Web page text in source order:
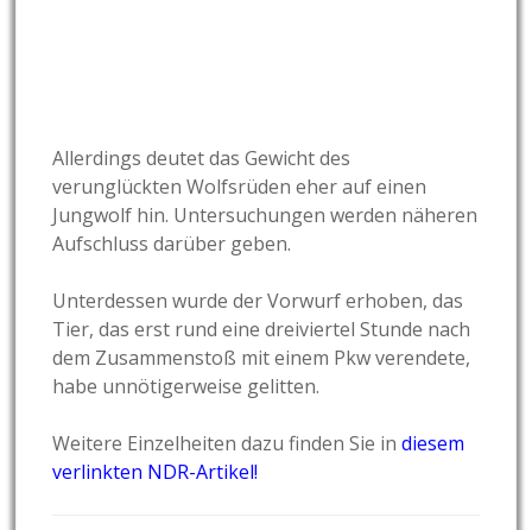
Allerdings deutet das Gewicht des
verunglückten Wolfsrüden eher auf einen
Jungwolf hin. Untersuchungen werden näheren
Aufschluss darüber geben.
Unterdessen wurde der Vorwurf erhoben, das
Tier, das erst rund eine dreiviertel Stunde nach
dem Zusammenstoß mit einem Pkw verendete,
habe unnötigerweise gelitten.
Weitere Einzelheiten dazu finden Sie indiesem
verlinkten NDR-Artikel!